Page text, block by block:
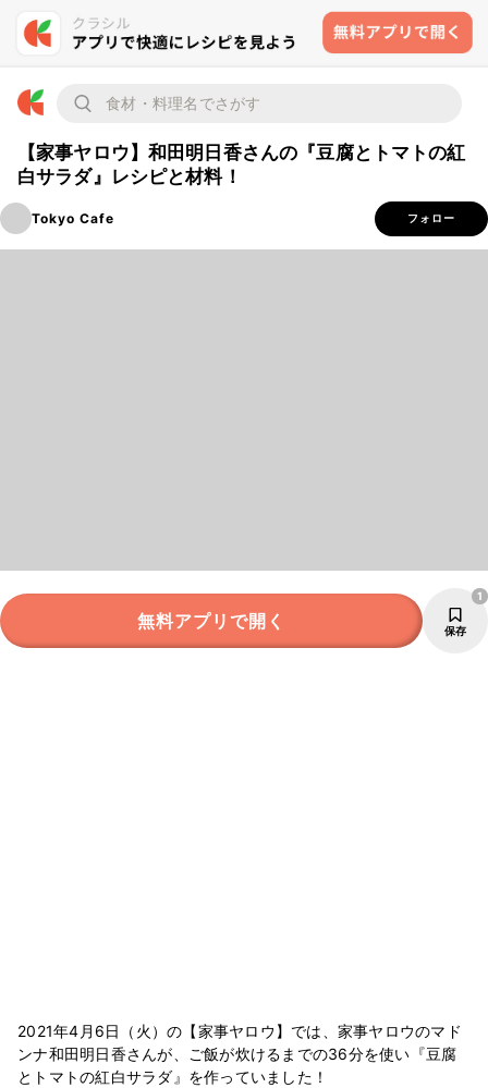
【家事ヤロウ】和田明日香さんの『豆腐とトマトの紅
白サラダ』レシピと材料！
Tokyo Cafe フォロー
無料アプリで開く 保存
1
2021年4月6日（火）の【家事ヤロウ】では、家事ヤロウのマド
ンナ和田明日香さんが、ご飯が炊けるまでの36分を使い『豆腐
とトマトの紅白サラダ』を作っていました！